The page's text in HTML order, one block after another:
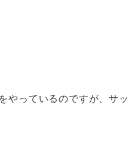
やっているのですが、サ